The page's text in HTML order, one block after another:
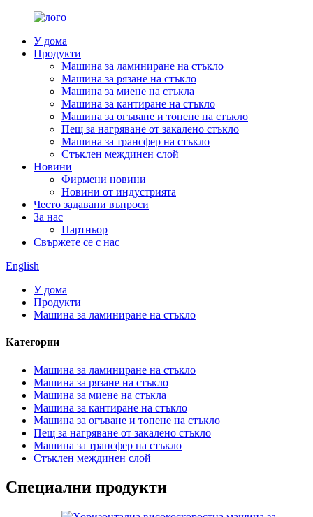
У дома
Продукти
Машина за ламиниране на стъкло
Машина за рязане на стъкло
Машина за миене на стъкла
Машина за кантиране на стъкло
Машина за огъване и топене на стъкло
Пещ за нагряване от закалено стъкло
Машина за трансфер на стъкло
Стъклен междинен слой
Новини
Фирмени новини
Новини от индустрията
Често задавани въпроси
За нас
Партньор
Свържете се с нас
English
У дома
Продукти
Машина за ламиниране на стъкло
Категории
Машина за ламиниране на стъкло
Машина за рязане на стъкло
Машина за миене на стъкла
Машина за кантиране на стъкло
Машина за огъване и топене на стъкло
Пещ за нагряване от закалено стъкло
Машина за трансфер на стъкло
Стъклен междинен слой
Специални продукти